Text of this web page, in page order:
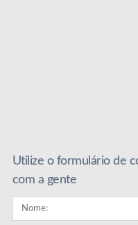
Utilize o formulário de
com a gente